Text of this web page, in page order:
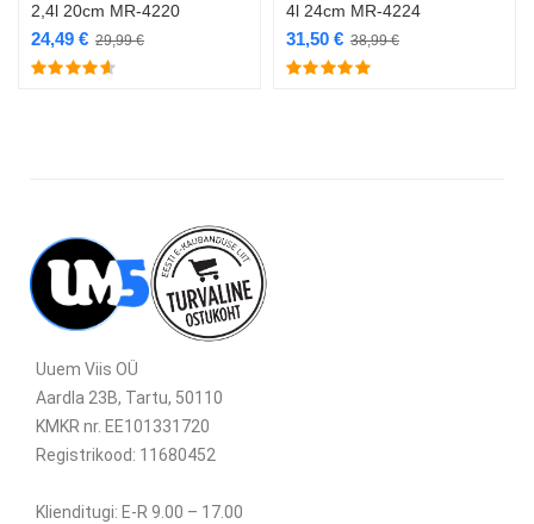
2,4l 20cm MR-4220
29,99€
24,49 €
4l 24cm MR-4224
38,99€
31,50 €
Uuem Viis OÜ
Aardla 23B, Tartu, 50110
KMKR nr. EE101331720
Registrikood: 11680452
Klienditugi: E-R 9.00 – 17.00